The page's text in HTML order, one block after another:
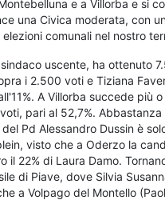
e a Villorba e si
una Civica moderata, con
comunali nel nostro
uscente, ha ottenuto
i 2.500 voti e Tiziana
A Villorba succede più
pari al 52,7%.
Pd Alessandro Dussin è
visto che a Oderzo la
il 22% di Laura Damo.
di Piave, dove Silvia
a Volpago del Montello